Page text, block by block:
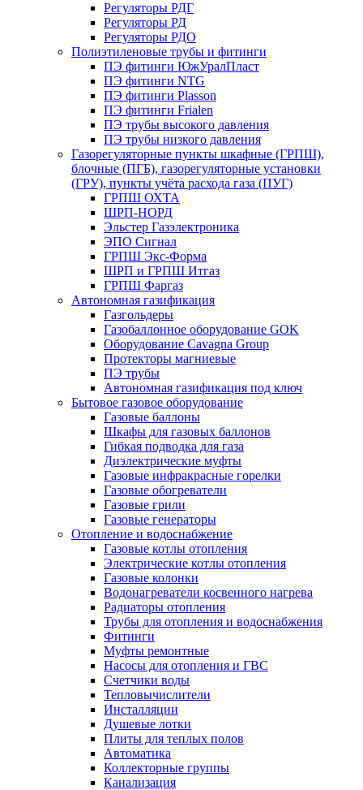
Регуляторы РДГ
Регуляторы РД
Регуляторы РДО
Полиэтиленовые трубы и фитинги
ПЭ фитинги ЮжУралПласт
ПЭ фитинги NTG
ПЭ фитинги Plasson
ПЭ фитинги Frialen
ПЭ трубы высокого давления
ПЭ трубы низкого давления
Газорегуляторные пункты шкафные (ГРПШ),
блочные (ПГБ), газорегуляторные установки
(ГРУ), пункты учёта расхода газа (ПУГ)
ГРПШ ОХТА
ШРП-НОРД
Эльстер Газэлектроника
ЭПО Сигнал
ГРПШ Экс-Форма
ШРП и ГРПШ Итгаз
ГРПШ Фаргаз
Автономная газификация
Газгольдеры
Газобаллонное оборудование GOK
Оборудование Cavagna Group
Протекторы магниевые
ПЭ трубы
Автономная газификация под ключ
Бытовое газовое оборудование
Газовые баллоны
Шкафы для газовых баллонов
Гибкая подводка для газа
Диэлектрические муфты
Газовые инфракрасные горелки
Газовые обогреватели
Газовые грили
Газовые генераторы
Отопление и водоснабжение
Газовые котлы отопления
Электрические котлы отопления
Газовые колонки
Водонагреватели косвенного нагрева
Радиаторы отопления
Трубы для отопления и водоснабжения
Фитинги
Муфты ремонтные
Насосы для отопления и ГВС
Счетчики воды
Тепловычислители
Инсталляции
Душевые лотки
Плиты для теплых полов
Автоматика
Коллекторные группы
Канализация